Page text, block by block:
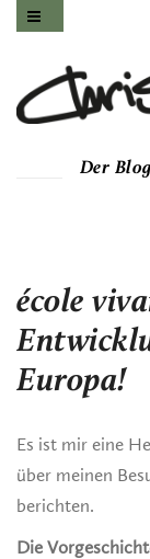
Der
école
Europa!
Es ist mir eine
über meinen
berichten.
Die